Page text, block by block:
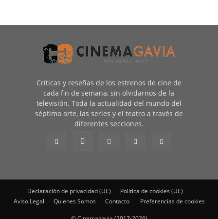
Críticas y reseñas de los estrenos de cine de
cada fin de semana, sin olvidarnos de la
televisión. Toda la actualidad del mundo del
séptimo arte, las series y el teatro a través de
diferentes secciones.
Declaración de privacidad (UE)
Política de cookies (UE)
Aviso Legal
Quienes Somos Contacto Preferencias de cookies